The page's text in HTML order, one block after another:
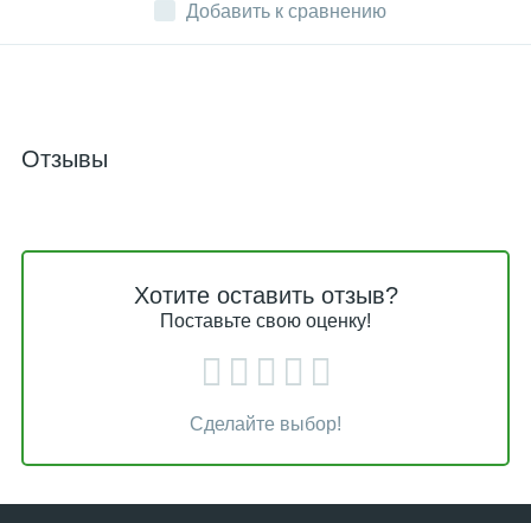
Добавить к сравнению
Отзывы
Хотите оставить отзыв?
Поставьте свою оценку!
Сделайте выбор!